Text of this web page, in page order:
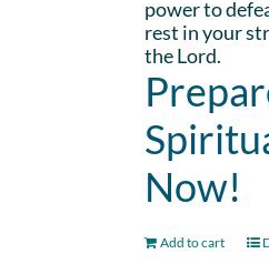
power to
rest in your
the Lord.
Now!
Add to cart